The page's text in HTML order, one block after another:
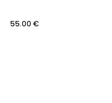
55.00 €